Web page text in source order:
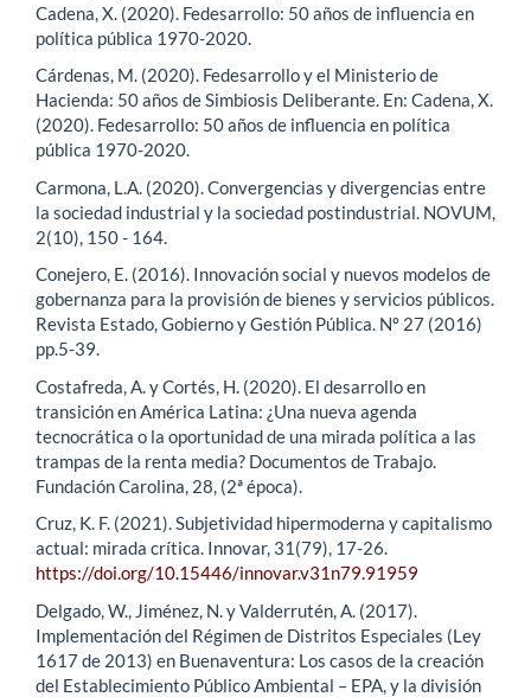
Cadena, X. (2020). Fedesarrollo: 50 años de influencia en
política pública 1970-2020.
Cárdenas, M. (2020). Fedesarrollo y el Ministerio de
Hacienda: 50 años de Simbiosis Deliberante. En: Cadena, X.
(2020). Fedesarrollo: 50 años de influencia en política
pública 1970-2020.
Carmona, L.A. (2020). Convergencias y divergencias entre
la sociedad industrial y la sociedad postindustrial. NOVUM,
2(10), 150 - 164.
Conejero, E. (2016). Innovación social y nuevos modelos de
gobernanza para la provisión de bienes y servicios públicos.
Revista Estado, Gobierno y Gestión Pública. Nº 27 (2016)
pp.5-39.
Costafreda, A. y Cortés, H. (2020). El desarrollo en
transición en América Latina: ¿Una nueva agenda
tecnocrática o la oportunidad de una mirada política a las
trampas de la renta media? Documentos de Trabajo.
Fundación Carolina, 28, (2ª época).
Cruz, K. F. (2021). Subjetividad hipermoderna y capitalismo
actual: mirada crítica. Innovar, 31(79), 17-26.
https://doi.org/10.15446/innovar.v31n79.91959
Delgado, W., Jiménez, N. y Valderrutén, A. (2017).
Implementación del Régimen de Distritos Especiales (Ley
1617 de 2013) en Buenaventura: Los casos de la creación
del Establecimiento Público Ambiental – EPA, y la división